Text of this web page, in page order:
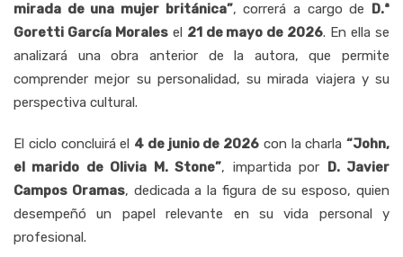
mirada de una mujer británica”, correrá a cargo de D.ª
Goretti García Moralesel 21 de mayo de 2026. En ella se
analizará una obra anterior de la autora, que permite
comprender mejor su personalidad, su mirada viajera y su
perspectiva cultural.
El ciclo concluirá el 4 de junio de 2026 con la charla “John,
el marido de Olivia M. Stone”, impartida por D. Javier
Campos Oramas, dedicada a la figura de su esposo, quien
desempeñó un papel relevante en su vida personal y
profesional.